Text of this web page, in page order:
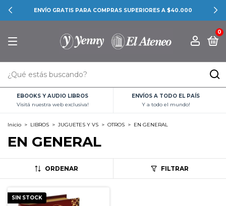
ENVÍO GRATIS PARA COMPRAS SUPERIORES A $40.000
0
EBOOKS Y AUDIO LIBROS
Visitá nuestra web exclusiva!
ENVÍOS A TODO EL PAÍS
Y a todo el mundo!
Inicio > LIBROS > JUGUETES Y VS > OTROS > EN GENERAL
EN GENERAL
ORDENAR FILTRAR
SIN STOCK